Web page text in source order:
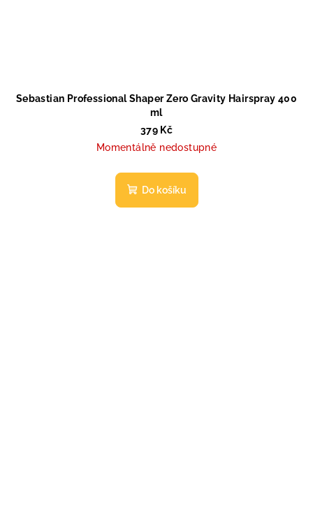
Sebastian Professional Shaper Zero Gravity Hairspray 400
ml
379 Kč
Momentálně nedostupné
Do košíku